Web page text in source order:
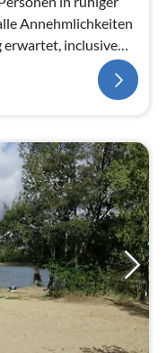
Annehmlichkeiten
erwartet, inclusive